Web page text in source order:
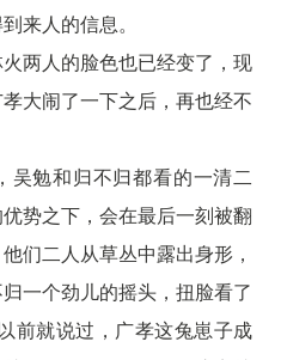
来人的信息。
两人的脸色也已经变了，现
大闹了一下之后，再也经不
吴勉和归不归都看的一清二
势之下，会在最后一刻被翻
们二人从草丛中露出身形，
一个劲儿的摇头，扭脸看了
前就说过，广孝这兔崽子成